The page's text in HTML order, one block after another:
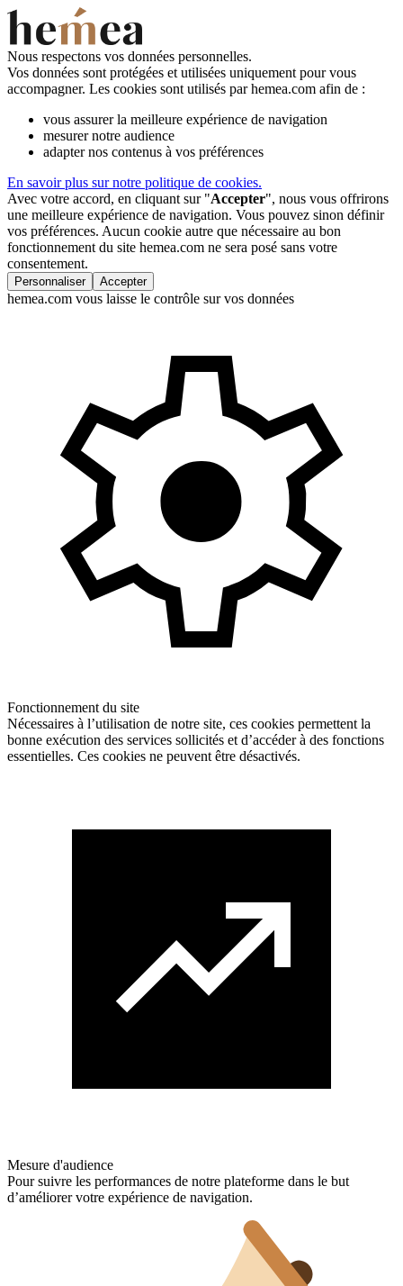
Nous respectons vos données personnelles.
Vos données sont protégées et utilisées uniquement pour vous
accompagner. Les cookies sont utilisés par hemea.com afin de :
vous assurer la meilleure expérience de navigation
mesurer notre audience
adapter nos contenus à vos préférences
En savoir plus sur notre politique de cookies.
Avec votre accord, en cliquant sur "Accepter", nous vous offrirons
une meilleure expérience de navigation. Vous pouvez sinon définir
vos préférences. Aucun cookie autre que nécessaire au bon
fonctionnement du site hemea.com ne sera posé sans votre
consentement.
Personnaliser Accepter
hemea.com vous laisse le contrôle sur vos données
Fonctionnement du site
Nécessaires à l’utilisation de notre site, ces cookies permettent la
bonne exécution des services sollicités et d’accéder à des fonctions
essentielles. Ces cookies ne peuvent être désactivés.
Mesure d'audience
Pour suivre les performances de notre plateforme dans le but
d’améliorer votre expérience de navigation.